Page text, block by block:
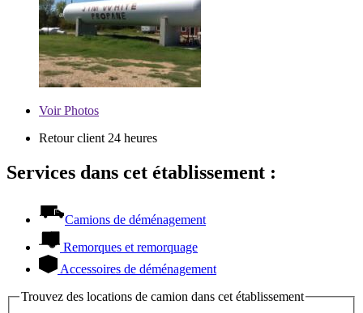
VoirPhotos
Retour client 24 heures
Services dans cet établissement :
Camions de déménagement
Remorques et remorquage
Accessoires de déménagement
Trouvez des locations de camion dans cet établissement